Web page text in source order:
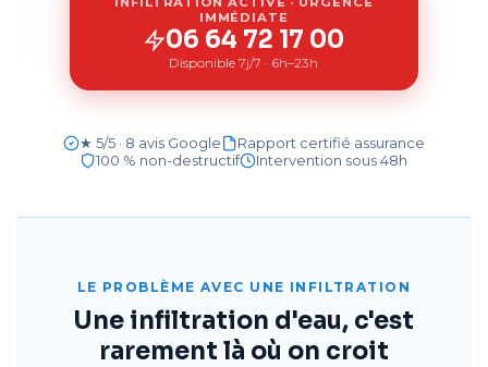
IMMÉDIATE
06 64 72 17 00
Disponible 7j/7 · 6h–23h
★ 5/5 · 8 avis Google
Rapport certifié assurance
100 % non-destructif
Intervention sous 48h
LE PROBLÈME AVEC UNE INFILTRATION
Une infiltration d'eau, c'est
rarement là où on croit